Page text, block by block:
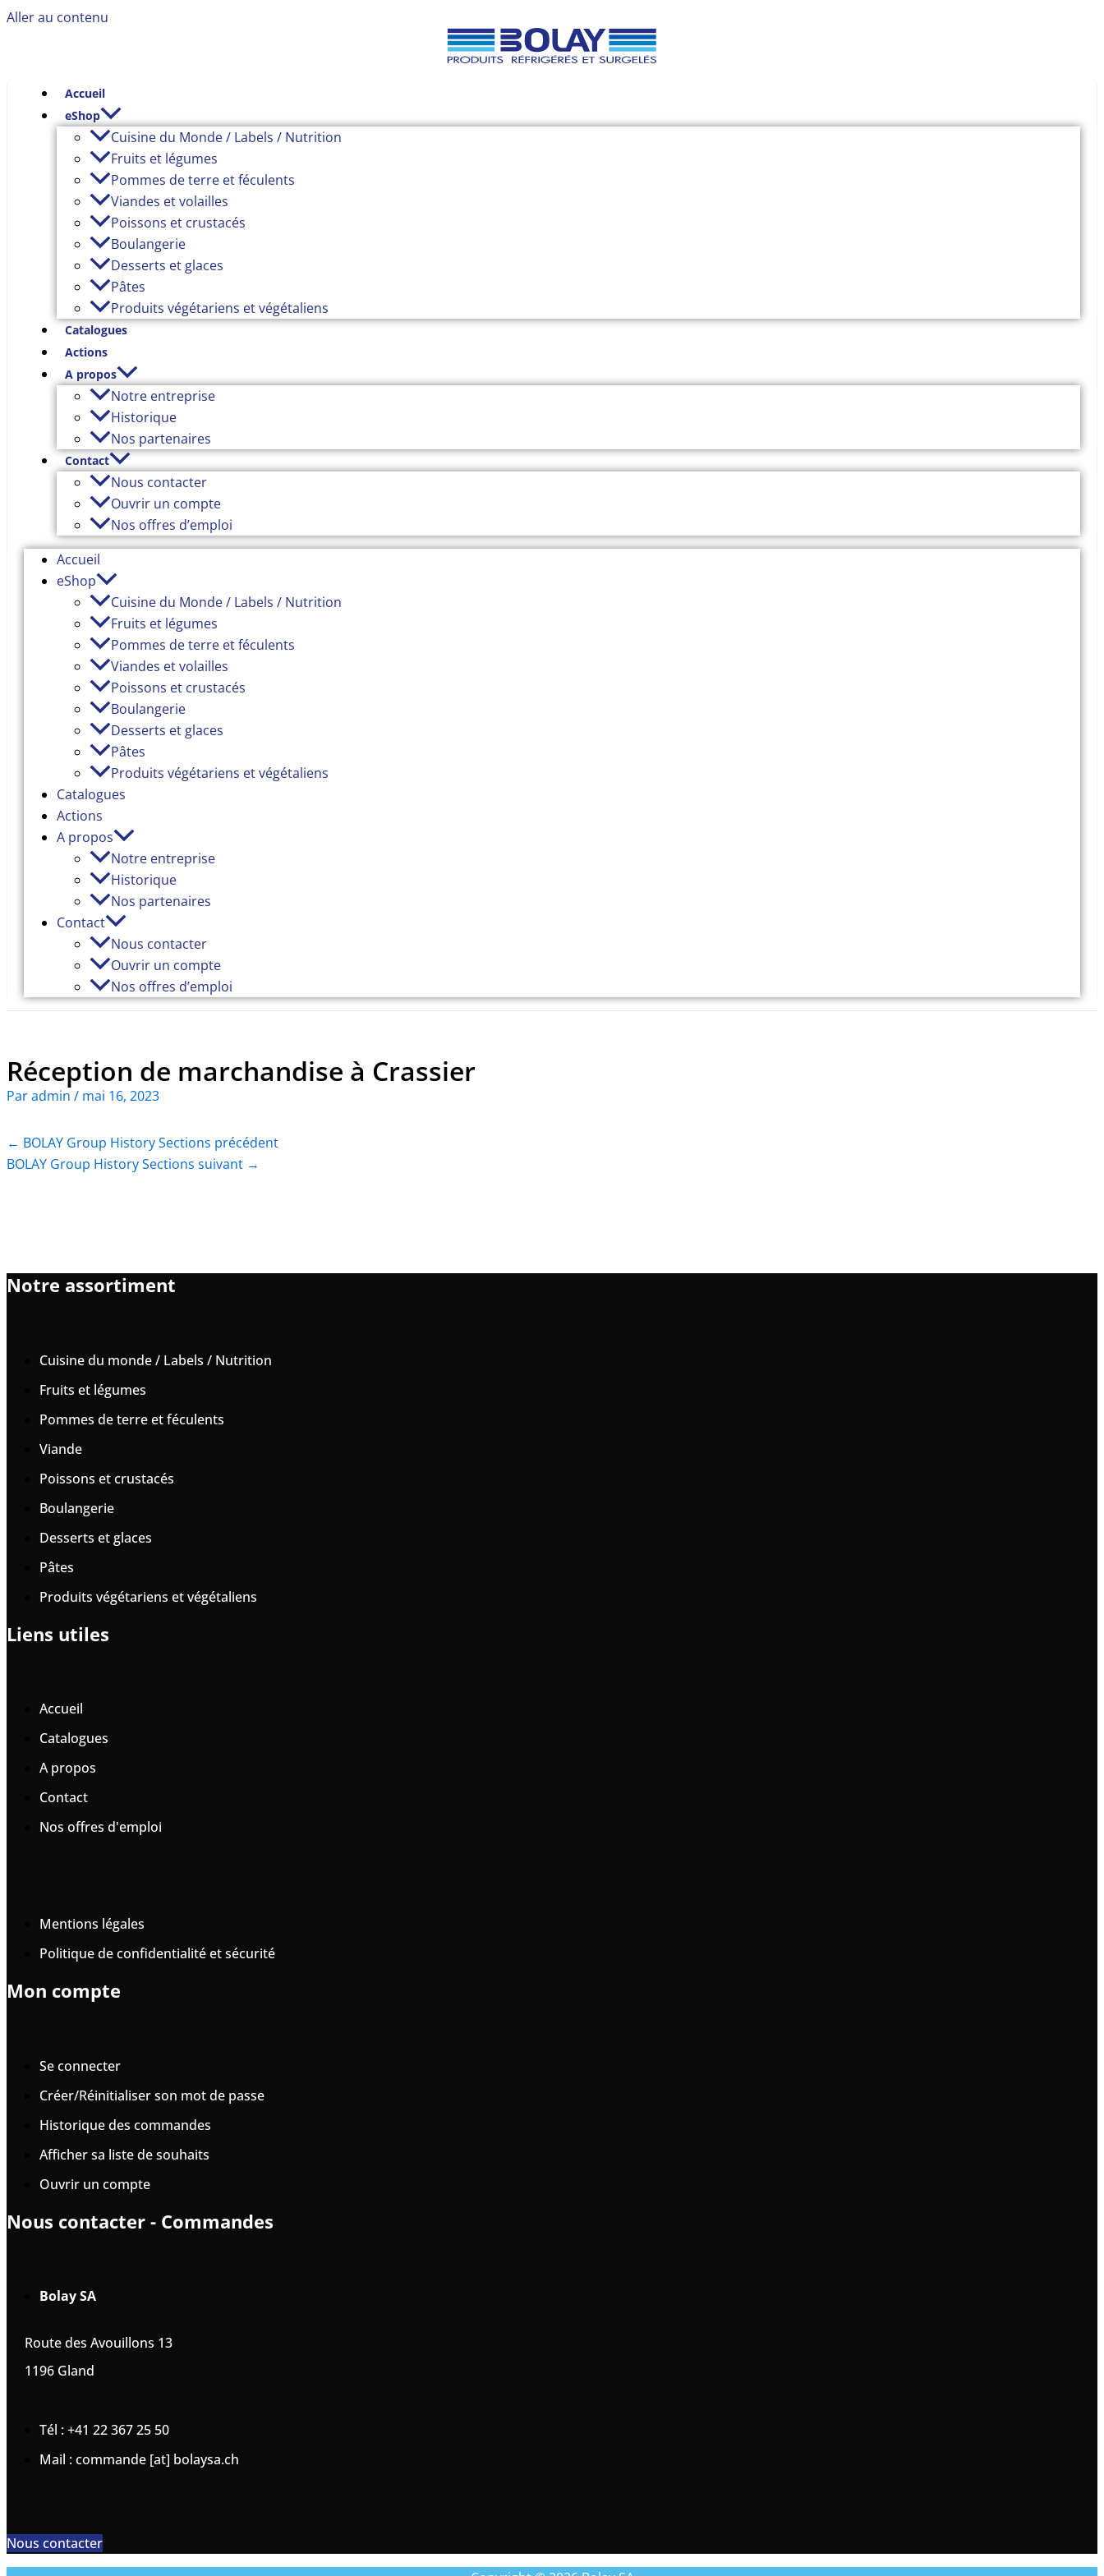
Aller au contenu
Accueil
eShop
Cuisine du Monde / Labels / Nutrition
Fruits et légumes
Pommes de terre et féculents
Viandes et volailles
Poissons et crustacés
Boulangerie
Desserts et glaces
Pâtes
Produits végétariens et végétaliens
Catalogues
Actions
A propos
Notre entreprise
Historique
Nos partenaires
Contact
Nous contacter
Ouvrir un compte
Nos offres d’emploi
Accueil
eShop
Cuisine du Monde / Labels / Nutrition
Fruits et légumes
Pommes de terre et féculents
Viandes et volailles
Poissons et crustacés
Boulangerie
Desserts et glaces
Pâtes
Produits végétariens et végétaliens
Catalogues
Actions
A propos
Notre entreprise
Historique
Nos partenaires
Contact
Nous contacter
Ouvrir un compte
Nos offres d’emploi
Réception de marchandise à Crassier
Paradmin / mai 16, 2023
← BOLAY Group History Sections précédent
BOLAY Group History Sections suivant →
Notre assortiment
Cuisine du monde / Labels / Nutrition
Fruits et légumes
Pommes de terre et féculents
Viande
Poissons et crustacés
Boulangerie
Desserts et glaces
Pâtes
Produits végétariens et végétaliens
Liens utiles
Accueil
Catalogues
A propos
Contact
Nos offres d'emploi
Mentions légales
Politique de confidentialité et sécurité
Mon compte
Se connecter
Créer/Réinitialiser son mot de passe
Historique des commandes
Afficher sa liste de souhaits
Ouvrir un compte
Nous contacter - Commandes
Bolay SA
Route des Avouillons 13
1196 Gland
Tél : +41 22 367 25 50
Mail : commande [at] bolaysa.ch
Nous contacter